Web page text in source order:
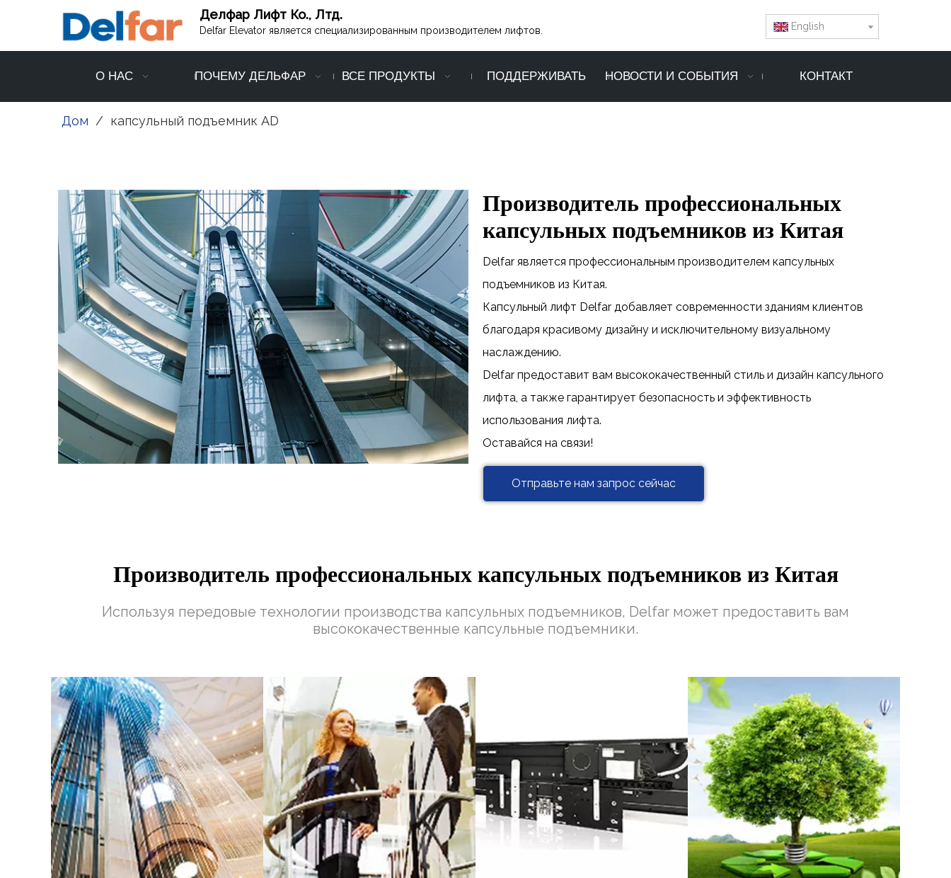
Делфар Лифт Ко., Лтд.
Delfar Elevator является специализированным производителем лифтов. English
О НАС ПОЧЕМУ ДЕЛЬФАР ВСЕ ПРОДУКТЫ ПОДДЕРЖИВАТЬ НОВОСТИ И СОБЫТИЯ КОНТАКТ
Дом / капсульный подъемник AD
Производитель профессиональных
капсульных подъемников из Китая
Delfar является профессиональным производителем капсульных
подъемников из Китая.
Капсульный лифт Delfar добавляет современности зданиям клиентов
благодаря красивому дизайну и исключительному визуальному
наслаждению.
Delfar предоставит вам высококачественный стиль и дизайн капсульного
лифта, а также гарантирует безопасность и эффективность
использования лифта.
Оставайся на связи!
Отправьте нам запрос сейчас
Производитель профессиональных капсульных подъемников из Китая
Используя передовые технологии производства капсульных подъемников, Delfar может предоставить вам
высококачественные капсульные подъемники.